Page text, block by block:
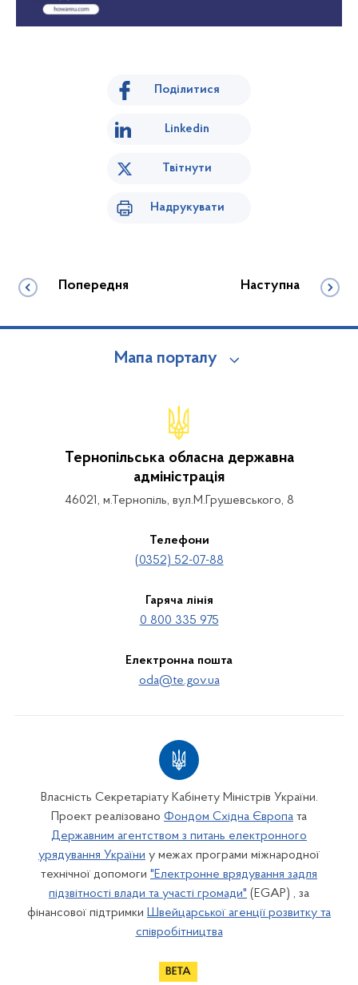
Поділитися
Linkedin
Твітнути
Надрукувати
Попередня Наступна
Мапа порталу
Тернопільська обласна державна
адміністрація
46021, м.Тернопіль, вул.М.Грушевського, 8
Телефони
(0352) 52-07-88
Гаряча лінія
0 800 335 975
Електронна пошта
oda@te.gov.ua
Власність Секретаріату Кабінету Міністрів України.
Проект реалізовано Фондом Східна Європа та
Державним агентством з питань електронного
урядування України у межах програми міжнародної
технічної допомоги "Електронне врядування задля
підзвітності влади та участі громади" (EGAP) , за
фінансової підтримки Швейцарської агенції розвитку та
співробітництва